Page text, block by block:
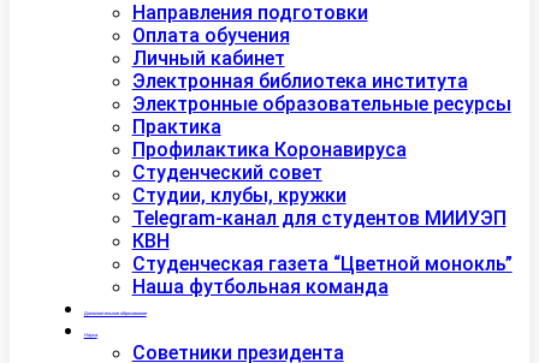
Направления подготовки
Оплата обучения
Личный кабинет
Электронная библиотека института
Электронные образовательные ресурсы
Практика
Профилактика Коронавируса
Студенческий совет
Студии, клубы, кружки
Telegram-канал для студентов МИИУЭП
КВН
Студенческая газета “Цветной монокль”
Наша футбольная команда
Дополнительное образование
Наука
Советники президента